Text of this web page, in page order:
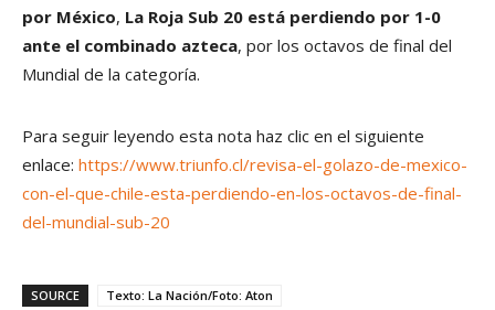
por México, La Roja Sub 20 está perdiendo por 1-0
ante el combinado azteca, por los octavos de final del
Mundial de la categoría.
Para seguir leyendo esta nota haz clic en el siguiente
enlace: https://www.triunfo.cl/revisa-el-golazo-de-mexico-
con-el-que-chile-esta-perdiendo-en-los-octavos-de-final-
del-mundial-sub-20
SOURCE
Texto: La Nación/Foto: Aton